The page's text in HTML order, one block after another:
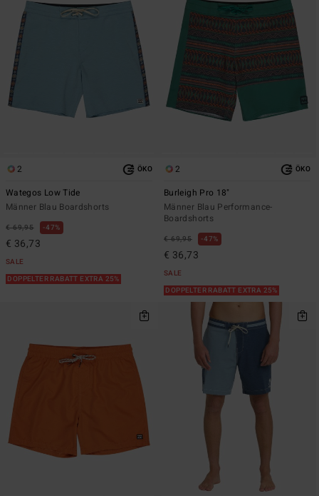
2 ÖKO
Wategos Low Tide
Männer Blau Boardshorts
€ 69,95 47%
€ 36,73
SALE
DOPPELTER RABATT EXTRA 25%
2 ÖKO
Burleigh Pro 18"
Männer Blau Performance-
Boardshorts
€ 69,95 47%
€ 36,73
SALE
DOPPELTER RABATT EXTRA 25%